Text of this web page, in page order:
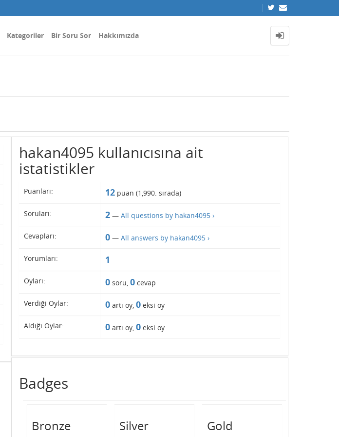
Kategoriler Bir Soru Sor Hakkımızda
hakan4095 kullanıcısına ait
istatistikler
Puanları: 12puan (1,990. sırada)
Soruları: 2— All questions by hakan4095 ›
Cevapları: 0— All answers by hakan4095 ›
Yorumları: 1
Oyları: 0soru, 0cevap
Verdiği Oylar: 0artı oy, 0eksi oy
Aldığı Oylar: 0artı oy, 0eksi oy
Badges
Bronze Silver Gold